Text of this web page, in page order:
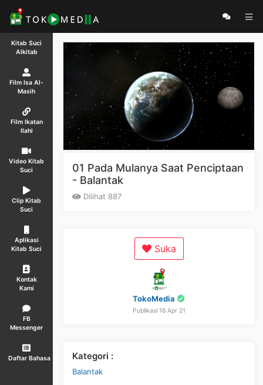
Kitab Suci
Alkitab
Film Isa Al-
Masih
Film Ikatan
Ilahi
Video Kitab
Suci
Clip Kitab
Suci
Aplikasi
Kitab Suci
Kontak
Kami
FB
Messenger
Daftar Bahasa
01 Pada Mulanya Saat Penciptaan
- Balantak
Dilihat 887
Suka
TokoMedia
Publikasi 16 Apr 21
Kategori :
Balantak